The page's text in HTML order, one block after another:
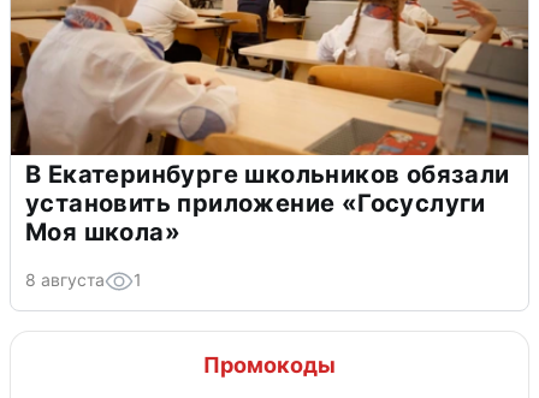
В Екатеринбурге школьников обязали
установить приложение «Госуслуги
Моя школа»
8 августа 1
Промокоды